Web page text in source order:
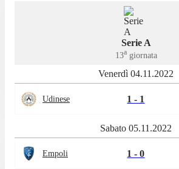
Serie A
13agiornata
Venerdì 04.11.2022
Udinese 1 - 1
Sabato 05.11.2022
Empoli 1 - 0